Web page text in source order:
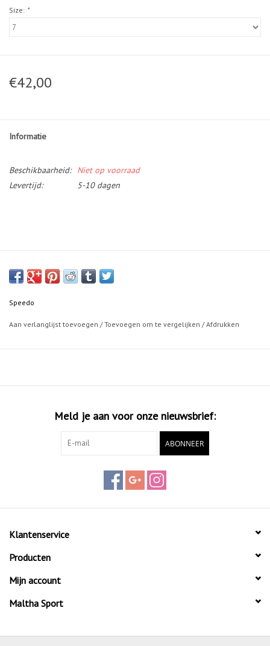
Size: *
€42,00
Informatie
Beschikbaarheid:
Niet op voorraad
Levertijd:
5-10 dagen
Speedo
Aan verlanglijst toevoegen /Toevoegen om te vergelijken /Afdrukken
Meld je aan voor onze nieuwsbrief:
ABONNEER
Klantenservice
Producten
Mijn account
Maltha Sport